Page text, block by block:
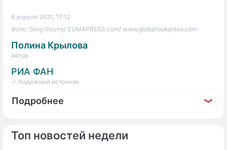
Топ новостей недели
6 апреля 2021, 17:12
Фото: Serg Glovny/ ZUMAPRESS.com/ www.globallookpress.com
Полина Крылова
автор
РИА ФАН
✓ Надежный источник
Подробнее